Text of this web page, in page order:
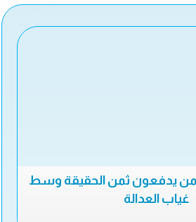
يدفعون ثمن الحقيقة وسط
غياب العدالة